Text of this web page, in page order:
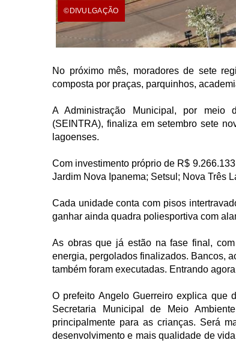
©DIVULGAÇÃO
No próximo mês, moradores de sete
composta por praças, parquinhos,
A Administração Municipal, por meio
(SEINTRA), finaliza em setembro sete
lagoenses.
Com investimento próprio de R$
Jardim Nova Ipanema; Setsul; Nova Três
Cada unidade conta com pisos
ganhar ainda quadra poliesportiva com
As obras que já estão na fase final,
energia, pergolados finalizados. Bancos,
também foram executadas. Entrando
O prefeito Angelo Guerreiro explica que
Secretaria Municipal de Meio
principalmente para as crianças. Será
desenvolvimento e mais qualidade de